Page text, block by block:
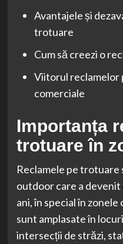
Avantajele și
trotuare
Cum să creezi o
Viitorul reclamelor
comerciale
Importanța
trotuare în
Reclamele pe
outdoor care a
ani, în special în
sunt amplasate în
intersecții de străzi,